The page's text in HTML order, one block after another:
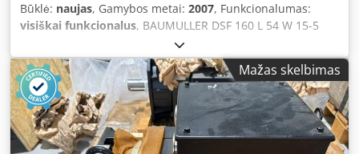
Būklė: naujas, Gamybos metai: 2007, Funkcionalumas:
visiškai funkcionalus, BAUMULLER DSF 160 L 54 W 15-5
Mažas skelbimas